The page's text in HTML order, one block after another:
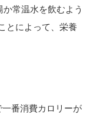
常温水を飲むよう
とによって、栄養
番消費カロリーが